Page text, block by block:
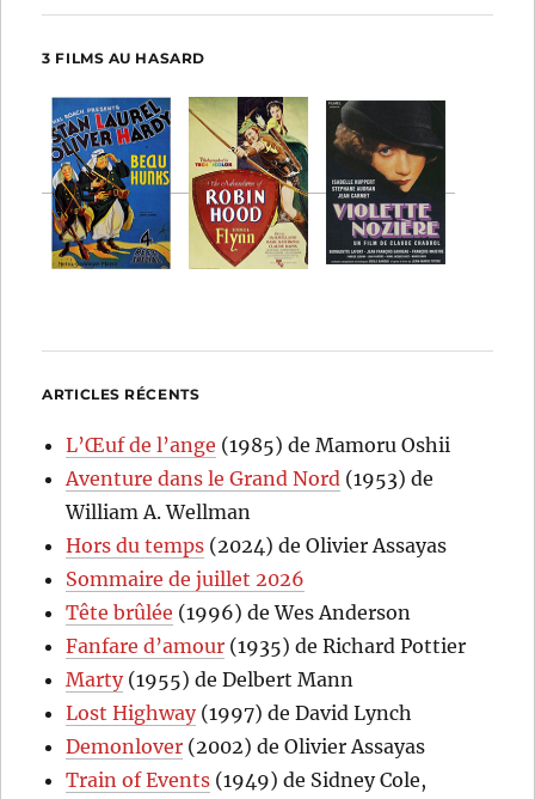
3 FILMS AU HASARD
ARTICLES RÉCENTS
L’Œuf de l’ange (1985) de Mamoru Oshii
Aventure dans le Grand Nord (1953) de
William A. Wellman
Hors du temps (2024) de Olivier Assayas
Sommaire de juillet 2026
Tête brûlée (1996) de Wes Anderson
Fanfare d’amour (1935) de Richard Pottier
Marty(1955) de Delbert Mann
Lost Highway(1997) de David Lynch
Demonlover (2002) de Olivier Assayas
Train of Events (1949) de Sidney Cole,